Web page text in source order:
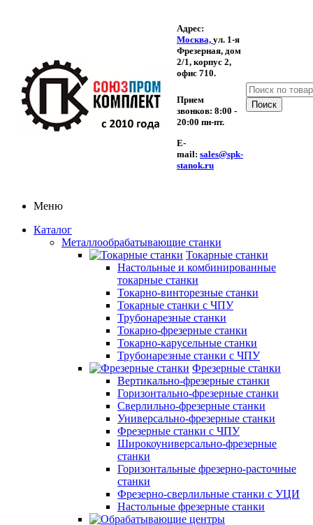
Адрес:
Москва, ул. 1-я
Фрезерная, дом
2/1, корпус 2,
офис 710.
Прием
звонков: 8:00 -
20:00 пн-пт.
E-
mail: sales@spk-
stanok.ru
Меню
Каталог
Металлообрабатывающие станки
Токарные станки
Настольные и комбинированные
токарные станки
Токарно-винторезные станки
Токарные станки с ЧПУ
Трубонарезные станки
Токарно-фрезерные станки
Токарно-карусельные станки
Трубонарезные станки с ЧПУ
Фрезерные станки
Вертикально-фрезерные станки
Горизонтально-фрезерные станки
Сверлильно-фрезерные станки
Универсально-фрезерные станки
Фрезерные станки с ЧПУ
Широкоуниверсально-фрезерные
станки
Горизонтальные фрезерно-расточные
станки
Фрезерно-сверлильные станки с УЦИ
Настольные фрезерные станки